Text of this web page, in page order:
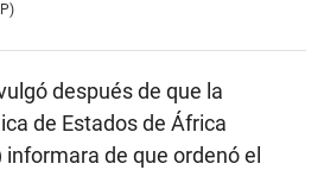
después de que la
de Estados de África
de que ordenó el